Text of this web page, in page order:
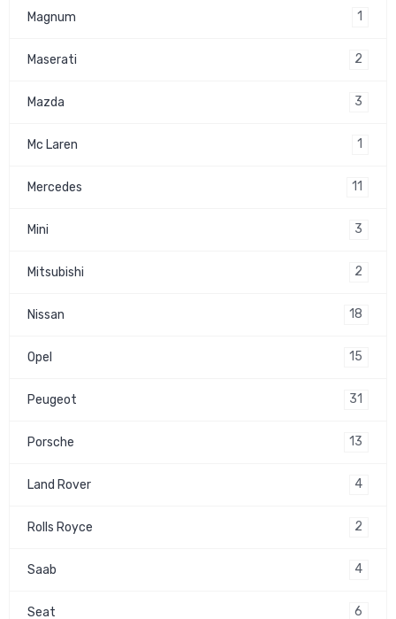
Magnum 1
Maserati 2
Mazda 3
Mc Laren 1
Mercedes 11
Mini 3
Mitsubishi 2
Nissan 18
Opel 15
Peugeot 31
Porsche 13
Land Rover 4
Rolls Royce 2
Saab 4
Seat 6